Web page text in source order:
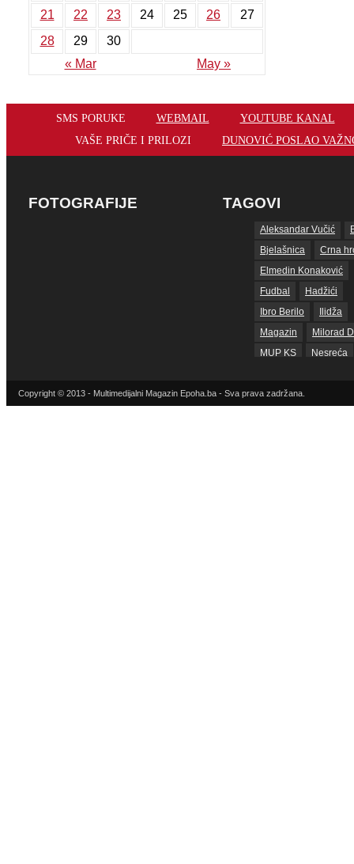
« Mar May »
21
22 23 24 25 26
27
28
29 30
SMS PORUKE WEBMAIL
YOUTUBE KANAL
VAŠE PRIČE I PRILOZI
DUNOVIĆ POSLAO
FOTOGRAFIJE TAGOVI
Aleksandar Vučić
Bjelašnica
Crna
Elmedin Konaković
Fudbal
Hadžići
Ibro Berilo
Ilidža
Magazin
Milorad
MUP KS
Nesreća
Reprezentacija BiH
Copyright © 2013 - Multimedijalni Magazin Epoha.ba - Sva prava zadržana.